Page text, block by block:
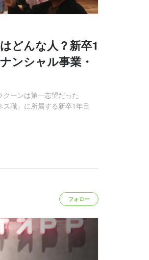
どんな人？新卒1
ンシャル事業・
クーンは第一志望だった
職」に所属する新卒1年目
フォロー